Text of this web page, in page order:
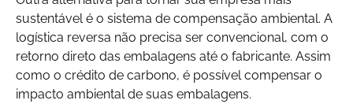
sustentável é o sistema de compensação ambiental. A
logística reversa não precisa ser convencional, com o
retorno direto das embalagens até o fabricante. Assim
como o crédito de carbono, é possível compensar o
impacto ambiental de suas embalagens.